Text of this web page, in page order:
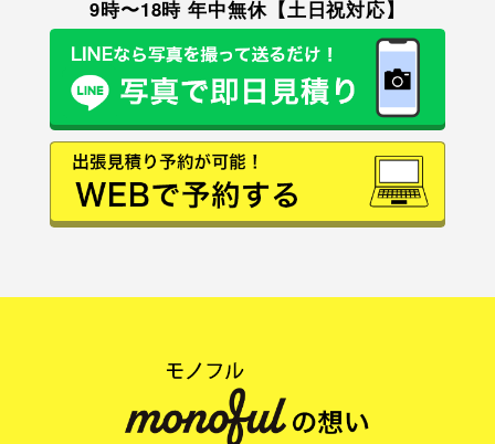
9時〜18時 年中無休【土日祝対応】